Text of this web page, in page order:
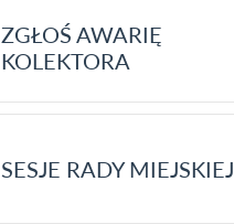
ZGŁOŚ AWARIĘ
KOLEKTORA
SESJE RADY MIEJSKIEJ